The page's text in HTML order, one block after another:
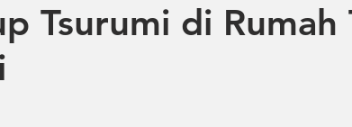
Tsurumi di Rumah